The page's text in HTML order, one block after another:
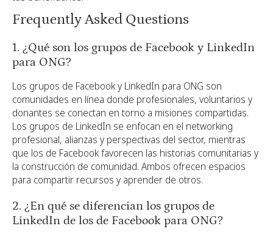
Frequently Asked Questions
1. ¿Qué son los grupos de Facebook y LinkedIn
para ONG?
Los grupos de Facebook y LinkedIn para ONG son
comunidades en línea donde profesionales, voluntarios y
donantes se conectan en torno a misiones compartidas.
Los grupos de LinkedIn se enfocan en el networking
profesional, alianzas y perspectivas del sector, mientras
que los de Facebook favorecen las historias comunitarias y
la construcción de comunidad. Ambos ofrecen espacios
para compartir recursos y aprender de otros.
2. ¿En qué se diferencian los grupos de
LinkedIn de los de Facebook para ONG?